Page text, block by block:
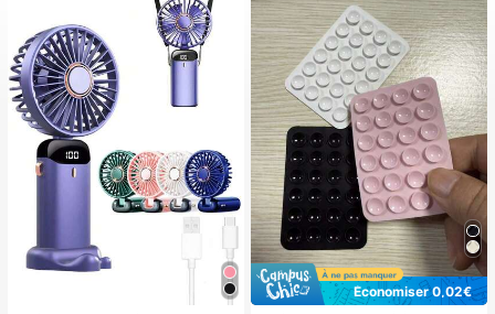
Économiser 0,02€